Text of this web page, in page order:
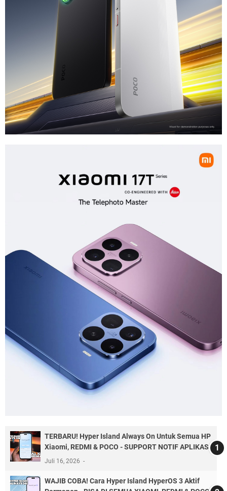
TERBARU! Hyper Island Always On Untuk Semua HP
Xiaomi, REDMI & POCO - SUPPORT NOTIF APLIKASI
Juli 16, 2026
WAJIB COBA! Cara Hyper Island HyperOS 3 Aktif